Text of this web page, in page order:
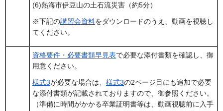
(6)熱海市伊豆山の土石流災害（約5分）
※下記の講習会資料をダウンロードのうえ、動画を視聴し
てください。
資格要件・必要書類早見表で必要な添付書類を確認し、御
用意ください。
様式3が必要な場合は、 様式3の2ページ目にも追加で必要
な添付書類が記載されておりますので、御参照ください。
（準備に時間がかかる卒業証明書等は、動画視聴前に入手